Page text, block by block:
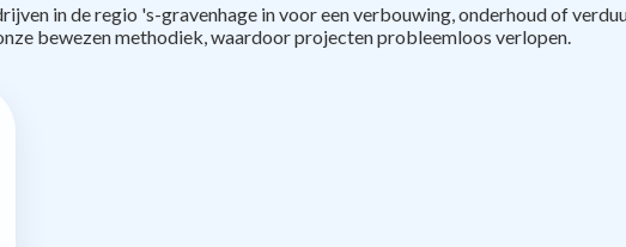
in de regio 's-gravenhage in voor een verbouwing, onderhoud of
bewezen methodiek, waardoor projecten probleemloos verlopen.